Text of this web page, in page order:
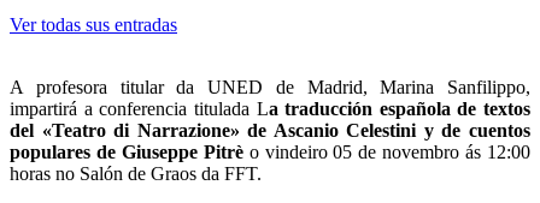
Ver todas sus entradas
A profesora titular da UNED de Madrid, Marina Sanfilippo,
impartirá a conferencia titulada La traducción española de textos
del «Teatro di Narrazione» de Ascanio Celestini y de cuentos
populares de Giuseppe Pitrèo vindeiro 05 de novembro ás 12:00
horas no Salón de Graos da FFT.